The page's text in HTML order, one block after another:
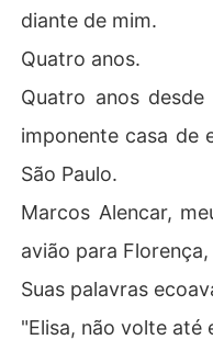
diante de mim.
Quatro anos.
Quatro anos
imponente casa de
São Paulo.
Marcos Alencar,
avião para Florença,
Suas palavras
"Elisa, não volte até